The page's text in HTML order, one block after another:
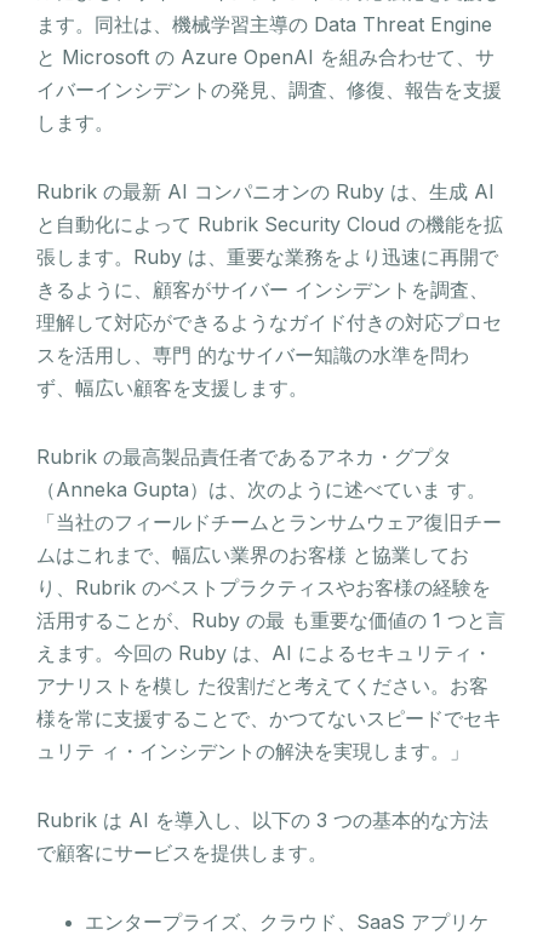
ます。同社は、機械学習主導の Data Threat Engine
と Microsoft の Azure OpenAI を組み合わせて、サ
イバーインシデントの発見、調査、修復、報告を支援
します。
Rubrik の最新 AI コンパニオンの Ruby は、生成 AI
と自動化によって Rubrik Security Cloud の機能を拡
張します。Ruby は、重要な業務をより迅速に再開で
きるように、顧客がサイバー インシデントを調査、
理解して対応ができるようなガイド付きの対応プロセ
スを活用し、専門 的なサイバー知識の水準を問わ
ず、幅広い顧客を支援します。
Rubrik の最高製品責任者であるアネカ・グプタ
（Anneka Gupta）は、次のように述べていま す。
「当社のフィールドチームとランサムウェア復旧チー
ムはこれまで、幅広い業界のお客様 と協業してお
り、Rubrik のベストプラクティスやお客様の経験を
活用することが、Ruby の最 も重要な価値の 1 つと言
えます。今回の Ruby は、AI によるセキュリティ・
アナリストを模し た役割だと考えてください。お客
様を常に支援することで、かつてないスピードでセキ
ュリテ ィ・インシデントの解決を実現します。」
Rubrik は AI を導入し、以下の 3 つの基本的な方法
で顧客にサービスを提供します。
エンタープライズ、クラウド、SaaS アプリケ